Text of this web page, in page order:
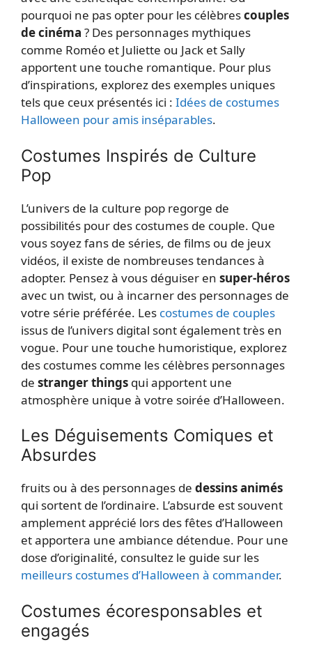
pourquoi ne pas opter pour les célèbrescouples
de cinéma ? Des personnages mythiques
comme Roméo et Juliette ou Jack et Sally
apportent une touche romantique. Pour plus
d’inspirations, explorez des exemples uniques
tels que ceux présentés ici : Idées de costumes
Halloween pour amis inséparables.
Costumes Inspirés de Culture
Pop
L’univers de la culture pop regorge de
possibilités pour des costumes de couple. Que
vous soyez fans de séries, de films ou de jeux
vidéos, il existe de nombreuses tendances à
adopter. Pensez à vous déguiser en super-héros
avec un twist, ou à incarner des personnages de
votre série préférée. Les costumes de couples
issus de l’univers digital sont également très en
vogue. Pour une touche humoristique, explorez
des costumes comme les célèbres personnages
de stranger things qui apportent une
atmosphère unique à votre soirée d’Halloween.
Les Déguisements Comiques et
Absurdes
fruits ou à des personnages de dessins animés
qui sortent de l’ordinaire. L’absurde est souvent
amplement apprécié lors des fêtes d’Halloween
et apportera une ambiance détendue. Pour une
dose d’originalité, consultez le guide sur les
meilleurs costumes d’Halloween à commander.
Costumes écoresponsables et
engagés